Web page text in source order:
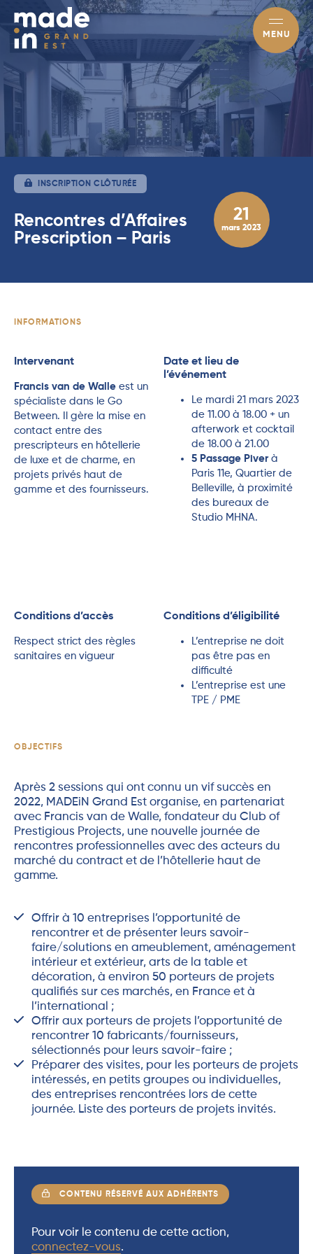
MENU
INSCRIPTION CLÔTURÉE
Rencontres d’Affaires
Prescription – Paris
21
mars 2023
INFORMATIONS
Intervenant
Francis van de Walle est un
spécialiste dans le Go
Between. Il gère la mise en
contact entre des
prescripteurs en hôtellerie
de luxe et de charme, en
projets privés haut de
gamme et des fournisseurs.
Date et lieu de
l’événement
Le mardi 21 mars 2023
de 11.00 à 18.00 + un
afterwork et cocktail
de 18.00 à 21.00
5 Passage Piver à
Paris 11e, Quartier de
Belleville, à proximité
des bureaux de
Studio MHNA.
Conditions d’accès
Respect strict des règles
sanitaires en vigueur
Conditions d’éligibilité
L’entreprise ne doit
pas être pas en
difficulté
L’entreprise est une
TPE / PME
OBJECTIFS
Après 2 sessions qui ont connu un vif succès en
2022, MADEiN Grand Est organise, en partenariat
avec Francis van de Walle, fondateur du Club of
Prestigious Projects, une nouvelle journée de
rencontres professionnelles avec des acteurs du
marché du contract et de l’hôtellerie haut de
gamme.
Offrir à 10 entreprises l’opportunité de
rencontrer et de présenter leurs savoir-
faire/solutions en ameublement, aménagement
intérieur et extérieur, arts de la table et
décoration, à environ 50 porteurs de projets
qualifiés sur ces marchés, en France et à
l’international ;
Offrir aux porteurs de projets l’opportunité de
rencontrer 10 fabricants/fournisseurs,
sélectionnés pour leurs savoir-faire ;
Préparer des visites, pour les porteurs de projets
intéressés, en petits groupes ou individuelles,
des entreprises rencontrées lors de cette
journée. Liste des porteurs de projets invités.
CONTENU RÉSERVÉ AUX ADHÉRENTS
Pour voir le contenu de cette action,
connectez-vous.